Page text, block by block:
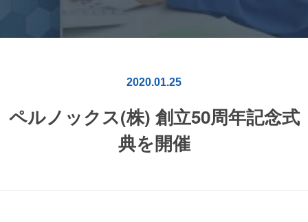
2020.01.25
ペルノックス(株) 創立50周年記念式
典を開催